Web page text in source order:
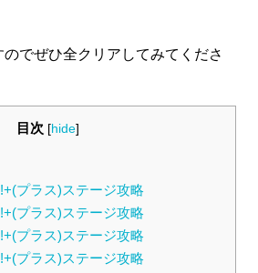
でぜひ全クリアしてみてくださ
目次 [hide]
プラス)ステージ攻略
プラス)ステージ攻略
プラス)ステージ攻略
プラス)ステージ攻略